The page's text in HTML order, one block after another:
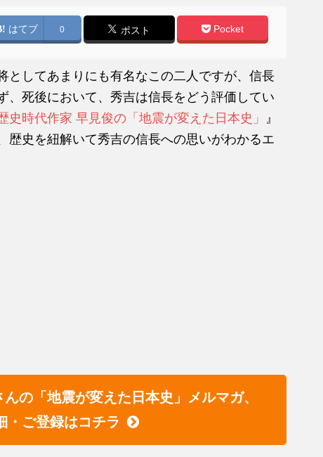
はてブ 0 ポスト Pocket
としてあまりにも有名なこの二人ですが、信長
、死後において、秀吉は信長をどう評価してい
史時代作家 早見俊の「地震が変えた日本史」
』
歴史を紐解いて秀吉の信長への思いがわかるエ
の「地震が変えた日本史」メルマガ、
・ご登録はコチラ